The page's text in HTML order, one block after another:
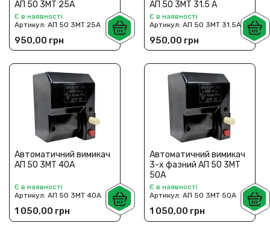
АП 50 3МТ 25А
Є в наявності
Артикул: АП 50 3МТ 25А
950,00 грн
АП 50 3МТ 31.5 А
Є в наявності
Артикул: АП 50 3МТ 31.5А
950,00 грн
Автоматичний вимикач
АП 50 3МТ 40А
Є в наявності
Артикул: АП 50 3МТ 40А
1 050,00 грн
Автоматичний вимикач
3-х фазний АП 50 3МТ
50А
Є в наявності
Артикул: АП 50 3МТ 50А
1 050,00 грн